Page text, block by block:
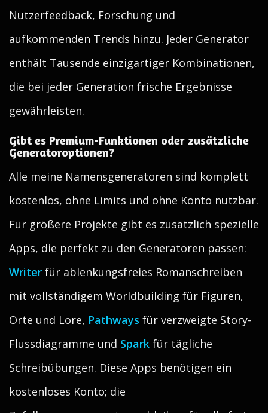
Nutzerfeedback, Forschung und
aufkommenden Trends hinzu. Jeder Generator
enthält Tausende einzigartiger Kombinationen,
die bei jeder Generation frische Ergebnisse
gewährleisten.
Gibt es Premium-Funktionen oder zusätzliche
Generatoroptionen?
Alle meine Namensgeneratoren sind komplett
kostenlos, ohne Limits und ohne Konto nutzbar.
Für größere Projekte gibt es zusätzlich spezielle
Apps, die perfekt zu den Generatoren passen:
Writer für ablenkungsfreies Romanschreiben
mit vollständigem Worldbuilding für Figuren,
Orte und Lore, Pathways für verzweigte Story-
Flussdiagramme und Spark für tägliche
Schreibübungen. Diese Apps benötigen ein
kostenloses Konto; die